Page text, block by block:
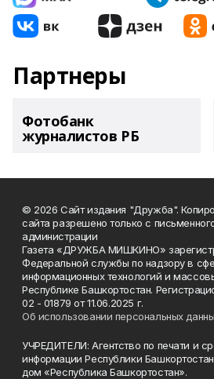
Партнеры
Фотобанк
журналистов РБ
© 2026 Сайт издания "Дружба".
сайта разрешено только с
администрации
Газета «ДРУЖБА МИШКИНО»
Федеральной службы по надзору в
информационных технологий и
Республике Башкортостан.
02 - 01879 от 11.06.2025 г.
Об использовании персональных
УЧРЕДИТЕЛИ: Агентство по печати и
информации Республики
дом «Республика Башкортостан».